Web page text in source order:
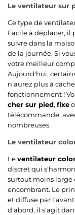
Le ventilateur sur
Ce type de
Facile à déplacer,
suivre dans la
de la journée. Si
votre meilleur
Aujourd'hui,
n'aurez plus à
fonctionnement !
cher sur pied, fixe
télécommande,
nombreuses.
Le ventilateur
Leventilateur
discret qui
surtout moins large
encombrant. Le
et diffuse par
d'abord, il s'agit